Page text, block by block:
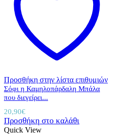
Προσθήκη στην λίστα επιθυμιών
Σόφι η Καμηλοπάρδαλη Μπάλα
που διεγείρει...
20,90€
Προσθήκη στο καλάθι
Quick View